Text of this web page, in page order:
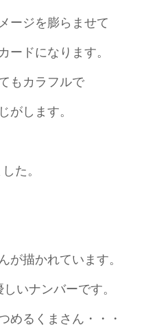
ージを膨らませて
ードになります。
もカラフルで
がします。
た。
が描かれています。
いナンバーです。
めるくまさん・・・